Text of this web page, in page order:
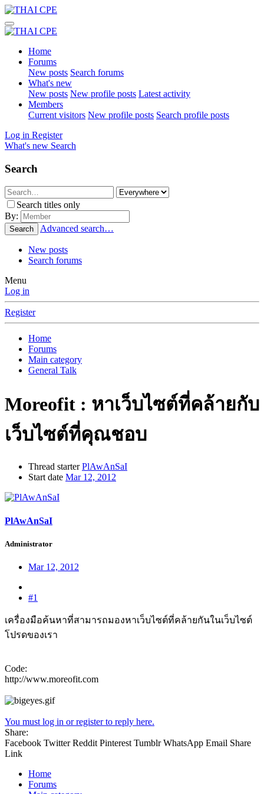
Home
Forums
New posts Search forums
What's new
New posts New profile posts Latest activity
Members
Current visitors New profile posts Search profile posts
Log in Register
What's new Search
Search
Search titles only
By:
Search Advanced search…
New posts
Search forums
Menu
Log in
Register
Home
Forums
Main category
General Talk
Moreofit : หาเว็บไซต์ที่คล้ายกับ
เว็บไซต์ที่คุณชอบ
Thread starter PlAwAnSaI
Start date Mar 12, 2012
PlAwAnSaI
Administrator
Mar 12, 2012
#1
เครื่องมือค้นหาที่สามารถมองหาเว็บไซต์ที่คล้ายกันในเว็บไซต์
โปรดของเรา
Code:
http://www.moreofit.com
You must log in or register to reply here.
Share:
Facebook Twitter Reddit Pinterest Tumblr WhatsApp Email Share
Link
Home
Forums